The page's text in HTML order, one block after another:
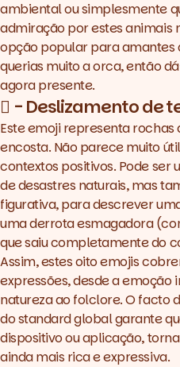
ambiental ou simplesmente
admiração por estes animais
opção popular para amantes
querias muito a orca, então
agora presente.
🛘 - Deslizamento de
Este emoji representa
encosta. Não parece muito
contextos positivos. Pode
de desastres naturais, mas
figurativa, para descrever
uma derrota esmagadora
que saiu completamente do
Assim, estes oito emojis
expressões, desde a emoção
natureza ao folclore. O facto
dostandardglobal garante
dispositivo ou aplicação,
ainda mais rica e expressiva.